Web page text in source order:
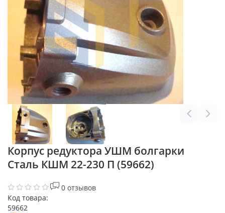
Корпус редуктора УШМ болгарки
Сталь КШМ 22-230 П (59662)
0 отзывов
Код товара:
59662